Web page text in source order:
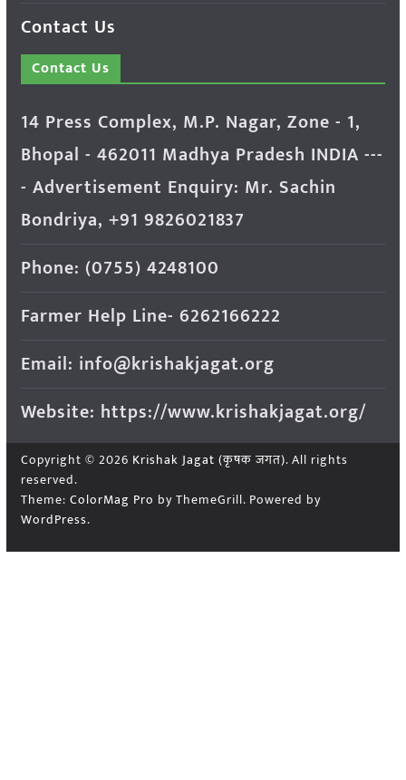
Contact Us
Contact Us
14 Press Complex, M.P. Nagar, Zone - 1,
Bhopal - 462011 Madhya Pradesh INDIA ---
- Advertisement Enquiry: Mr. Sachin
Bondriya, +91 9826021837
Phone: (0755) 4248100
Farmer Help Line- 6262166222
Email: info@krishakjagat.org
Website: https://www.krishakjagat.org/
Copyright © 2026 Krishak Jagat (कृषक जगत). All rights
reserved.
Theme: ColorMag Pro by ThemeGrill. Powered by
WordPress.